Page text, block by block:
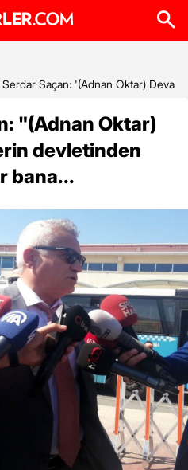
Saçan: '(Adnan Oktar)
"(Adnan Oktar)
devletinden
bana...